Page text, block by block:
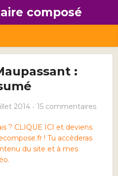
composé
:
2014 15 commentaires
? CLIQUE ICI et deviens
! Tu accèderas
du site et à mes